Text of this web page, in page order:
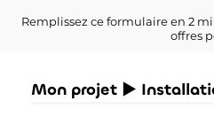
Remplissez ce formulaire en 2
offres
Mon projet ►